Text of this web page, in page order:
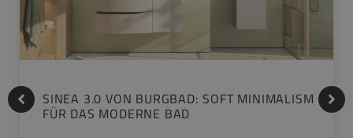
SINEA 3.0 VON BURGBAD: SOFT MINIMALISM
FÜR DAS MODERNE BAD